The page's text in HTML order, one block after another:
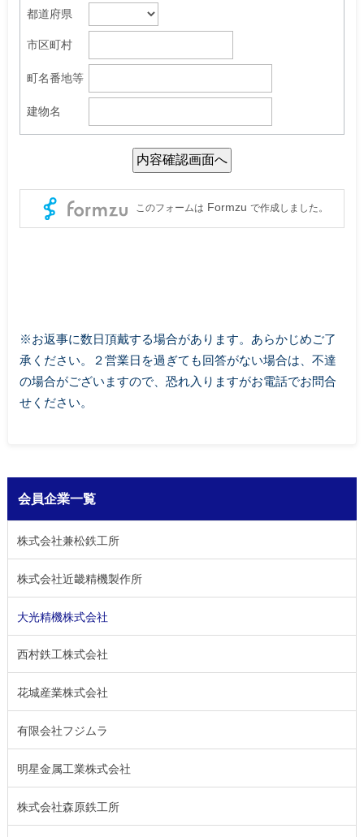
※お返事に数日頂戴する場合があります。あらかじめご了
承ください。２営業日を過ぎても回答がない場合は、不達
の場合がございますので、恐れ入りますがお電話でお問合
せください。
会員企業一覧
株式会社兼松鉄工所
株式会社近畿精機製作所
大光精機株式会社
西村鉄工株式会社
花城産業株式会社
有限会社フジムラ
明星金属工業株式会社
株式会社森原鉄工所